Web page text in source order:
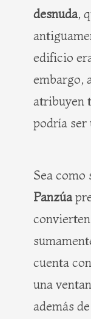
desnuda,
edificio
embargo,
atribuyen
podría ser
Sea como
Panzúa
cuenta
una
además